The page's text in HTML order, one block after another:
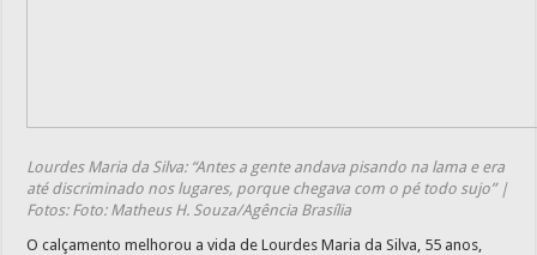
Lourdes Maria da Silva: “Antes a gente andava pisando na lama e era
até discriminado nos lugares, porque chegava com o pé todo sujo” |
Fotos: Foto: Matheus H. Souza/Agência Brasília
O calçamento melhorou a vida de Lourdes Maria da Silva, 55 anos,